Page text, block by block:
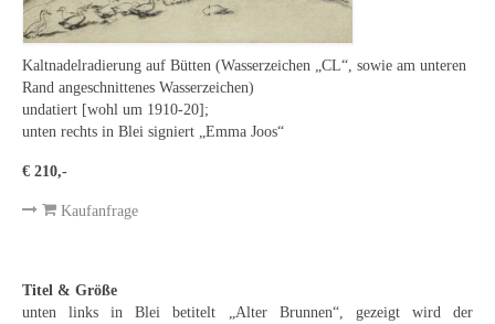
Walter Becker
Ernst Geitlinger
Erich Hartmann
Karl Otto Hy
Paul Segieth
Kaltnadelradierung auf Bütten (Wasserzeichen „CL“, sowie am unteren
Rand angeschnittenes Wasserzeichen)
undatiert [wohl um 1910-20];
unten rechts in Blei signiert „Emma Joos“
€ 210,-
Kaufanfrage
Titel & Größe
unten links in Blei betitelt „Alter Brunnen“, gezeigt wird der